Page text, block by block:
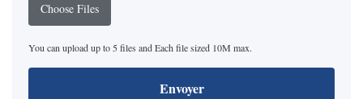
Choose Files
You can upload up to 5 files and Each file sized 10M max.
Envoyer